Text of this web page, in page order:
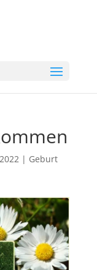
| Geburt